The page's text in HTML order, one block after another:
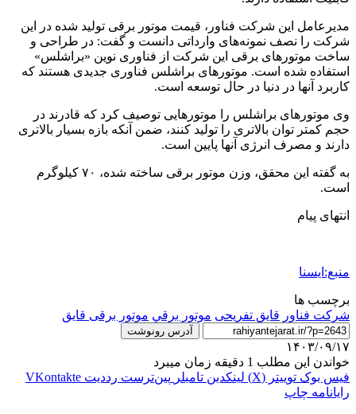
مدیرعامل این شرکت فناور، قیمت موتور برقی تولید شده در این
شرکت را نصف نمونه‌های وارداتی دانست و گفت: در طراحی و
ساخت موتورهای برقی این شرکت از فناوری نوین «براشلس»
استفاده شده است. موتورهای براشلس فناوری جدیدی هستند که
کاربرد آنها در دنیا در حال توسعه است.
وی موتورهای براشلس را موتورهایی توصیف کرد که قادرند در
حجم کمتر توان بالاتری را تولید ‌کنند، ضمن آنکه بازه بسیار بالاتری
دارند و مصرف انرژی آنها پایین است.
به گفته این محقق، وزن موتور برقی ساخته شده، ۷۰ کیلوگرم
است.
انتهای پیام
منبع:ایسنا
برچسب ها
شرکت فناور قایق تفریحی موتور برقي موتور برقی قایق
آدرس رونوشت
۱۴۰۳/۰۹/۱۷
خواندن این مطلب 1 دقیقه زمان میبرد
فیس بوک توییتر (X) لینکدین ‫تامبلر ‫پین‌ترست ‫رددیت ‫VKontakte
رایانامه چاپ